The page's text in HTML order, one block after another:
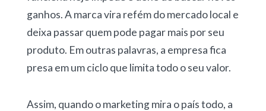
ganhos. A marca vira refém do mercado local e
deixa passar quem pode pagar mais por seu
produto. Em outras palavras, a empresa fica
presa em um ciclo que limita todo o seu valor.
Assim, quando o marketing mira o país todo, a